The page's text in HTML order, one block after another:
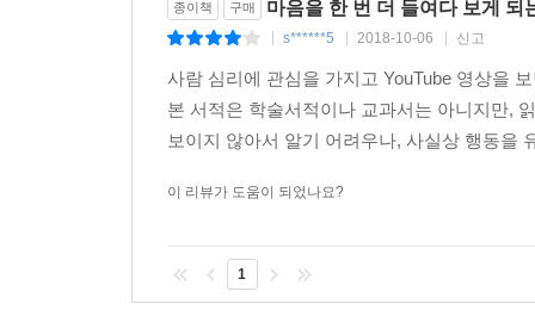
종이책 구매 마음을 한 번 더 들여다 보게 되
s******5 2018-10-06 신고
사람 심리에 관심을 가지고 YouTube 영상을
본 서적은 학술서적이나 교과서는 아니지만,
보이지 않아서 알기 어려우나, 사실상 행동을
이 리뷰가 도움이 되었나요?
1